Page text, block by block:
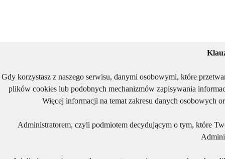
Gdy korzystasz z naszego serwisu, danymi osobowymi, które
plików cookies lub podobnych mechanizmów zapisywania
Więcej informacji na temat zakresu danych osobowych
Administratorem, czyli podmiotem decydującym o tym, które